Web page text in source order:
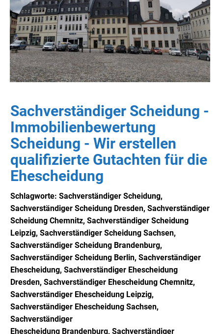
Sachverständiger Scheidung -
Immobilienbewertung
Scheidung - Wir erstellen
qualifizierte Gutachten für die
Ehescheidung
Schlagworte: Sachverständiger Scheidung,
Sachverständiger Scheidung Dresden, Sachverständiger
Scheidung Chemnitz, Sachverständiger Scheidung
Leipzig, Sachverständiger Scheidung Sachsen,
Sachverständiger Scheidung Brandenburg,
Sachverständiger Scheidung Berlin, Sachverständiger
Ehescheidung, Sachverständiger Ehescheidung
Dresden, Sachverständiger Ehescheidung Chemnitz,
Sachverständiger Ehescheidung Leipzig,
Sachverständiger Ehescheidung Sachsen,
Sachverständiger
Ehescheidung Brandenburg, Sachverständiger